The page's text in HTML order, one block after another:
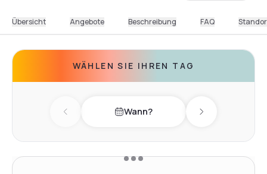
Übersicht Angebote Beschreibung FAQ
WÄHLEN SIE IHREN TAG
Previous day Wann? Next day